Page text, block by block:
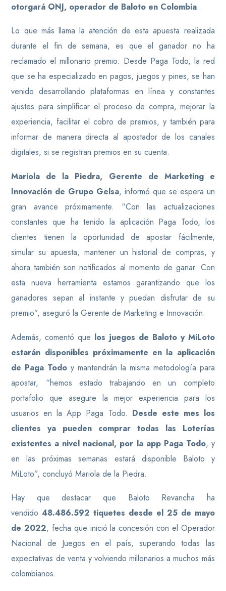
otorgará ONJ, operador de Baloto en Colombia.
Lo que más llama la atención de esta apuesta realizada
durante el fin de semana, es que el ganador no ha
reclamado el millonario premio. Desde Paga Todo, la red
que se ha especializado en pagos, juegos y pines, se han
venido desarrollando plataformas en línea y constantes
ajustes para simplificar el proceso de compra, mejorar la
experiencia, facilitar el cobro de premios, y también para
informar de manera directa al apostador de los canales
digitales, si se registran premios en su cuenta.
Mariola de la Piedra, Gerente de Marketing e
Innovación de Grupo Gelsa, informó que se espera un
gran avance próximamente. “Con las actualizaciones
constantes que ha tenido la aplicación Paga Todo, los
clientes tienen la oportunidad de apostar fácilmente,
simular su apuesta, mantener un historial de compras, y
ahora también son notificados al momento de ganar. Con
esta nueva herramienta estamos garantizando que los
ganadores sepan al instante y puedan disfrutar de su
premio”, aseguró la Gerente de Marketing e Innovación.
Además, comentó que los juegos de Baloto y MiLoto
estarán disponibles próximamente en la aplicación
de Paga Todo y mantendrán la misma metodología para
apostar, “hemos estado trabajando en un completo
portafolio que asegure la mejor experiencia para los
usuarios en la App Paga Todo. Desde este mes los
clientes ya pueden comprar todas las Loterías
existentes a nivel nacional, por la app Paga Todo, y
en las próximas semanas estará disponible Baloto y
MiLoto”, concluyó Mariola de la Piedra.
Hay que destacar que Baloto Revancha ha
vendido48.486.592 tiquetes desde el 25 de mayo
de 2022, fecha que inició la concesión con el Operador
Nacional de Juegos en el país, superando todas las
expectativas de venta y volviendo millonarios a muchos más
colombianos.